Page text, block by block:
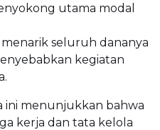
utama modal
seluruh dananya
kegiatan
ini menunjukkan bahwa
kerja dan tata kelola